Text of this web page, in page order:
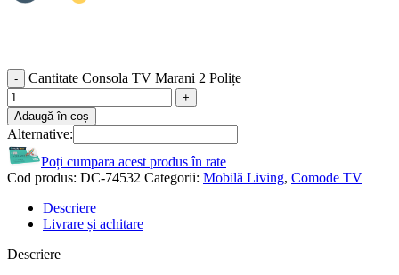
Cantitate Consola TV Marani 2 Polițe
Adaugă în coș
Alternative:
Poți cumpara acest produs în rate
Cod produs: DC-74532 Categorii: Mobilă Living, Comode TV
Descriere
Livrare și achitare
Descriere